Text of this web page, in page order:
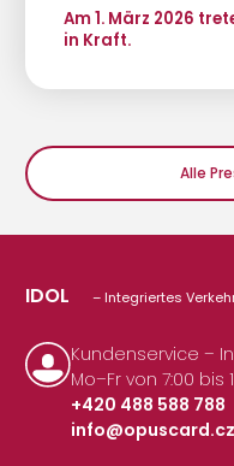
Am 1. März 2026
in Kraft.
Alle
IDOL – Integriertes
Kundenservice –
Mo–Fr von 7:00 bis
+420 488 588 788
|
info@opuscard.cz